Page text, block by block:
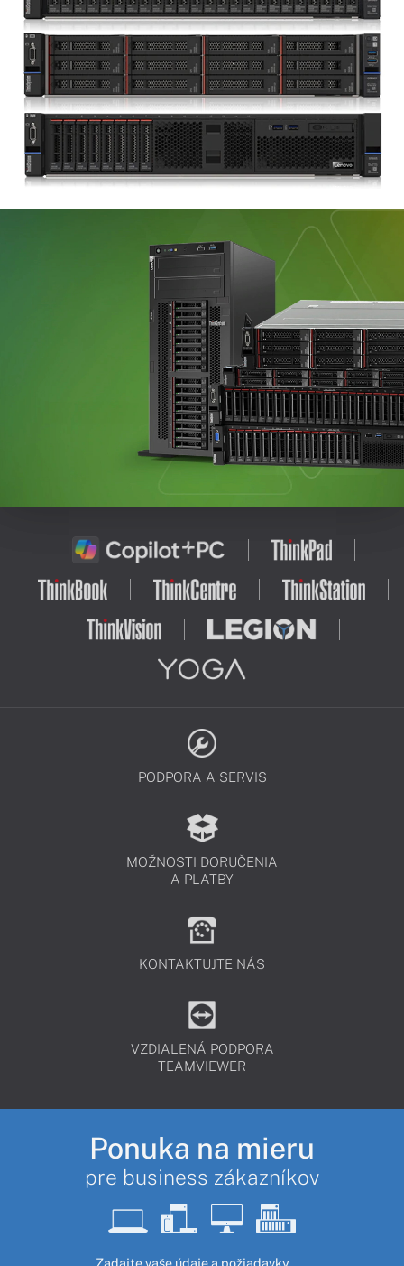
PODPORA A SERVIS
MOŽNOSTI DORUČENIA
A PLATBY
KONTAKTUJTE NÁS
VZDIALENÁ PODPORA
TEAMVIEWER
Ponuka na mieru
pre business zákazníkov